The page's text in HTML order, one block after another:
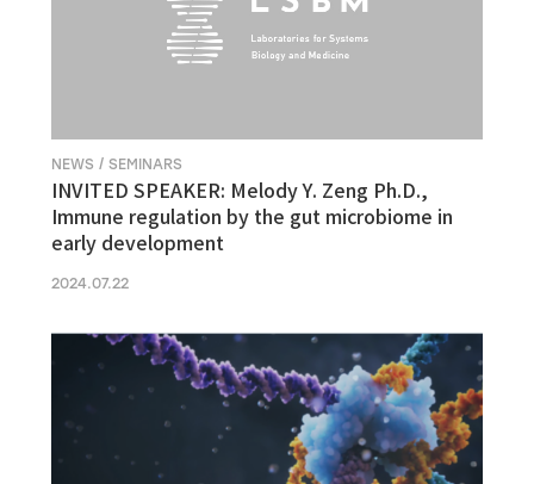
NEWS / SEMINARS
INVITED SPEAKER: Melody Y. Zeng Ph.D.,
Immune regulation by the gut microbiome in
early development
2024.07.22